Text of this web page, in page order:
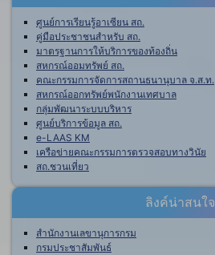
ศูนย์การเรียนรู้อาเซียน สถ.
คู่มือประชาชนสำหรับ สถ.
มาตรฐานการให้บริการของท้องถิ่น
สหกรณ์ออมทรัพย์ สถ.
คณะกรรมการจัดการสถานธนานุบาล จ.ส.ท.
สหกรณ์ออกทรัพย์พนักงานเทศบาล
กลุ่มพัฒนาระบบบริหาร
ศูนย์บริการข้อมูล สถ.
e-LAAS KM
เครือข่ายคณะกรรมการตรวจสอบทางวินัย
สถ.ชวนเที่ยว
ลิงค์น่าสนใจ
สำนักงานเลขานุการกรม
กรมประชาสัมพันธ์